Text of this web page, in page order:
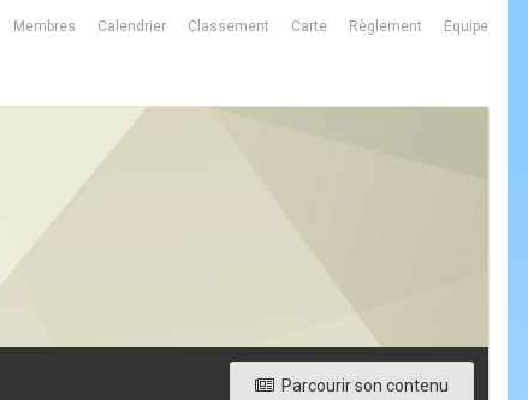
Membres Calendrier Classement Carte Règlement Équipe
Parcourir son contenu